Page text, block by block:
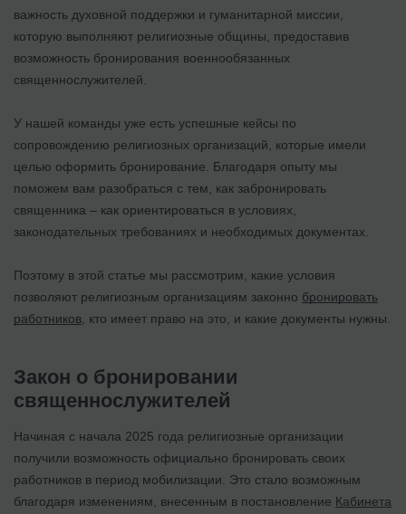
важность духовной поддержки и гуманитарной миссии,
которую выполняют религиозные общины, предоставив
возможность бронирования военнообязанных
священнослужителей.
У нашей команды уже есть успешные кейсы по
сопровождению религиозных организаций, которые имели
целью оформить бронирование. Благодаря опыту мы
поможем вам разобраться с тем, как забронировать
священника – как ориентироваться в условиях,
законодательных требованиях и необходимых документах.
Поэтому в этой статье мы рассмотрим, какие условия
позволяют религиозным организациям законно бронировать
работников , кто имеет право на это, и какие документы нужны.
Закон о бронировании
священнослужителей
Начиная с начала 2025 года религиозные организации
получили возможность официально бронировать своих
работников в период мобилизации. Это стало возможным
благодаря изменениям, внесенным в постановление Кабинета